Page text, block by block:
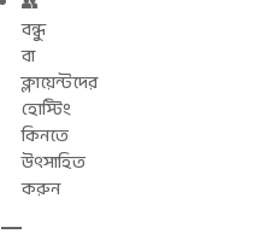
বন্ধু
বা
ক্লায়েন্টদের
হোস্টিং
কিনতে
উৎসাহিত
করুন